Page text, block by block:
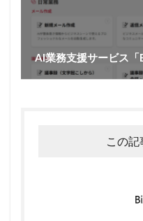
AI業務支援サービス
この